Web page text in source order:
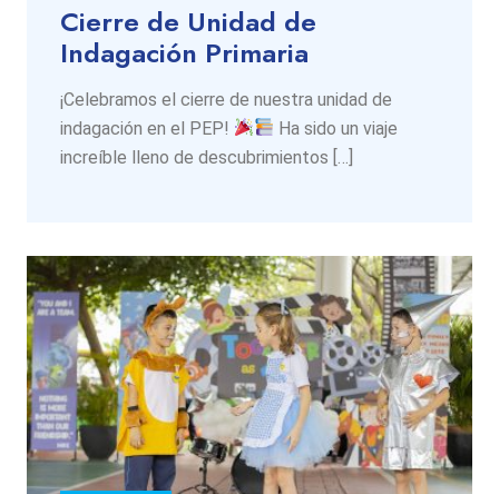
Cierre de Unidad de
Indagación Primaria
¡Celebramos el cierre de nuestra unidad de
indagación en el PEP!
Ha sido un viaje
increíble lleno de descubrimientos […]